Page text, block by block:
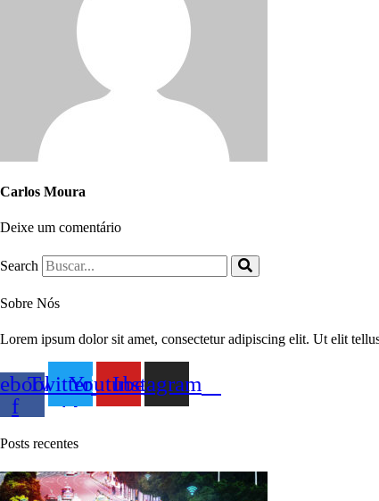
Carlos Moura
Deixe um comentário
Search
Sobre Nós
Lorem ipsum dolor sit amet, consectetur adipiscing elit. Ut elit
f
TwitterYoutubeInstagram
Posts recentes